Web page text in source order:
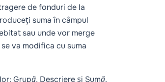
de fonduri de la
suma în câmpul
sau unde vor merge
va modifica cu suma
Grupă, Descriereși Sumă.